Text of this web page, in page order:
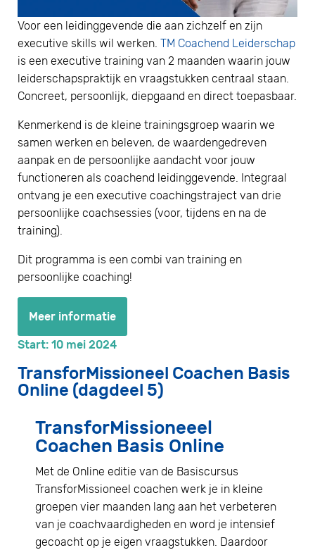
Voor een leidinggevende die aan zichzelf en zijn
executive skills wil werken. TM Coachend Leiderschap
is een executive training van 2 maanden waarin jouw
leiderschapspraktijk en vraagstukken centraal staan.
Concreet, persoonlijk, diepgaand en direct toepasbaar.
Kenmerkend is de kleine trainingsgroep waarin we
samen werken en beleven, de waardengedreven
aanpak en de persoonlijke aandacht voor jouw
functioneren als coachend leidinggevende. Integraal
ontvang je een executive coachingstraject van drie
persoonlijke coachsessies (voor, tijdens en na de
training).
Dit programma is een combi van training en
persoonlijke coaching!
Meer informatie
Start: 10 mei 2024
TransforMissioneel Coachen Basis
Online (dagdeel 5)
TransforMissioneeel
Coachen Basis Online
Met de Online editie van de Basiscursus
TransforMissioneel coachen werk je in kleine
groepen vier maanden lang aan het verbeteren
van je coachvaardigheden en word je intensief
gecoacht op je eigen vraagstukken. Daardoor